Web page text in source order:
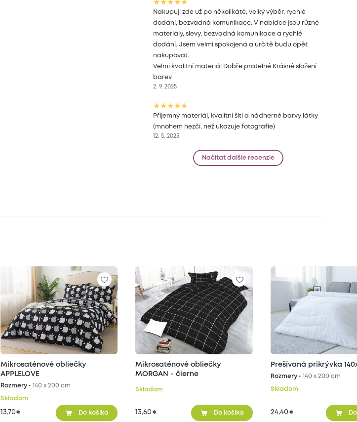
Nakupuji zde už po několikáté, velký výběr, rychlé
dodání, bezvadná komunikace. V nabídce jsou různé
materiály, slevy, bezvadná komunikace a rychlé
dodání. Jsem velmi spokojená a určitě budu opět
nakupovat.
Velmi kvalitní materiál Dobře pratelné Krásné složení
barev
2. 9. 2025
Příjemný materiál, kvalitní šití a nádherné barvy látky
(mnohem hezčí, než ukazuje fotografie)
12. 5. 2025
Načítať ďalšie recenzie
Mikrosaténové obliečky
APPLELOVE
Rozmery • 140 x 200 cm
Skladom
13,70 € Do košíka
Mikrosaténové obliečky
MORGAN - čierne
Skladom
13,60 € Do košíka
Prešívaná prikrývka
Rozmery • 140 x 200 cm
Skladom
24,40 €